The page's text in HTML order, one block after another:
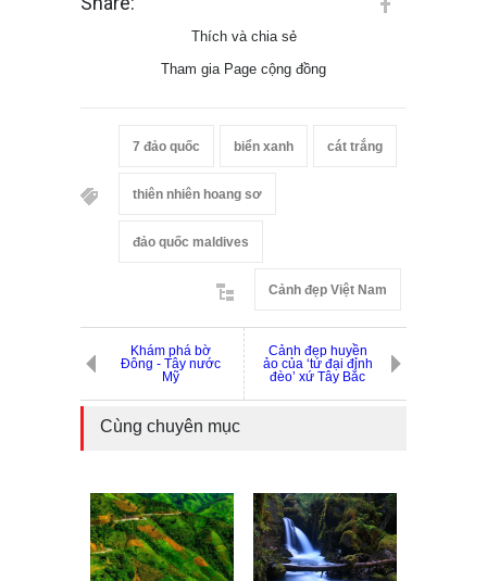
Thích và chia sẻ
Tham gia Page cộng đồng
7 đảo quốc biển xanh cát trắng
thiên nhiên hoang sơ
đảo quốc maldives
Cảnh đẹp Việt Nam
Khám phá bờ
Đông - Tây nước
Mỹ
Cảnh đẹp huyền
ảo của ‘tứ đại đỉnh
đèo’ xứ Tây Bắc
Cùng chuyên mục